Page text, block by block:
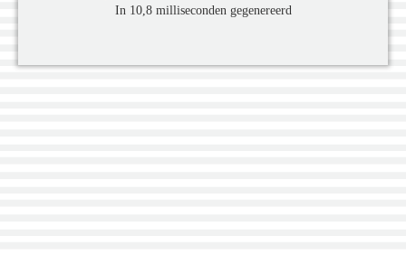
In 10,8 milliseconden gegenereerd